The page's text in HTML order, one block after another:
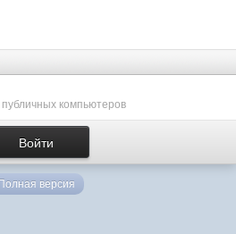
компьютеров
Полная версия